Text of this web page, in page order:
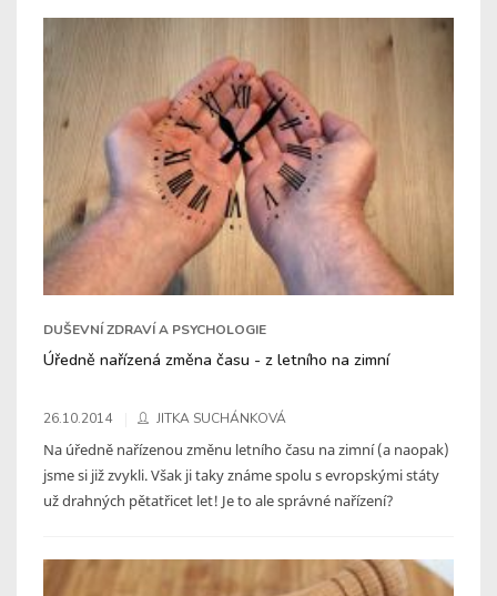
DUŠEVNÍ ZDRAVÍ A PSYCHOLOGIE
Úředně nařízená změna času - z letního na zimní
26.10.2014 JITKA SUCHÁNKOVÁ
Na úředně nařízenou změnu letního času na zimní (a naopak)
jsme si již zvykli. Však ji taky známe spolu s evropskými státy
už drahných pětatřicet let! Je to ale správné nařízení?